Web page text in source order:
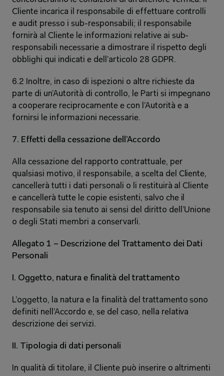
Cliente incarica il responsabile di effettuare controlli
e audit presso i sub-responsabili; il responsabile
fornirà al Cliente le informazioni relative ai sub-
responsabili necessarie a dimostrare il rispetto degli
obblighi qui indicati e dell’articolo 28 GDPR.
6.2 Inoltre, in caso di ispezioni o altre richieste da
parte di un’Autorità di controllo, le Parti si impegnano
a cooperare reciprocamente e con l’Autorità e a
fornirsi le informazioni necessarie.
7. Effetti della cessazione dell’Accordo
Alla cessazione del rapporto contrattuale, per
qualsiasi motivo, il responsabile, a scelta del Cliente,
cancellerà tutti i dati personali o li restituirà al Cliente
e cancellerà tutte le copie esistenti, salvo che il
responsabile sia tenuto ai sensi del diritto dell’Unione
o degli Stati membri a conservarli.
Allegato 1 – Descrizione del Trattamento dei Dati
Personali
I. Oggetto, natura e finalità del trattamento
L’oggetto, la natura e la finalità del trattamento sono
definiti nell’Accordo e, se del caso, nella relativa
descrizione dei servizi.
II. Tipologia di dati personali
In qualità di titolare, il Cliente può inserire o altrimenti